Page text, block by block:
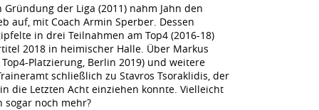
Gründung der Liga (2011) nahm Jahn den
auf, mit Coach Armin Sperber. Dessen
in drei Teilnahmen am Top4 (2016-18)
2018 in heimischer Halle. Über Markus
Platzierung, Berlin 2019) und weitere
schließlich zu Stavros Tsoraklidis, der
die Letzten Acht einziehen konnte. Vielleicht
sogar noch mehr?